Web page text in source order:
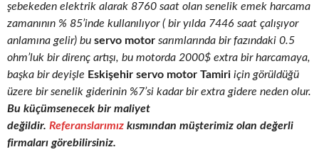
şebekeden elektrik alarak 8760 saat olan senelik emek harcama
zamanının % 85’inde kullanılıyor ( bir yılda 7446 saat çalışıyor
anlamına gelir) bu servo motor sarımlarında bir fazındaki 0.5
ohm’luk bir direnç artışı, bu motorda 2000$ extra bir harcamaya,
başka bir deyişle Eskişehir servo motor Tamiri için görüldüğü
üzere bir senelik giderinin %7’si kadar bir extra gidere neden olur.
Bu küçümsenecek bir maliyet
değildir. Referanslarımız kısmından müşterimiz olan değerli
firmaları görebilirsiniz.